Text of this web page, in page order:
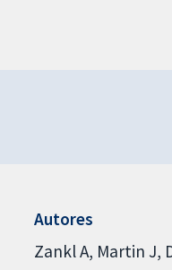
Autores
Zankl A Martin J